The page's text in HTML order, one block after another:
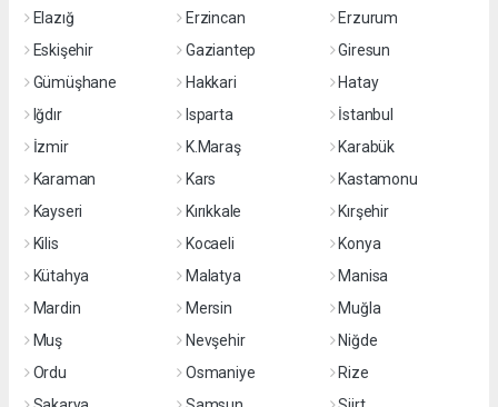
Elazığ
Erzincan
Erzurum
Eskişehir
Gaziantep
Giresun
Gümüşhane
Hakkari
Hatay
Iğdır
Isparta
İstanbul
İzmir
K.Maraş
Karabük
Karaman
Kars
Kastamonu
Kayseri
Kırıkkale
Kırşehir
Kilis
Kocaeli
Konya
Kütahya
Malatya
Manisa
Mardin
Mersin
Muğla
Muş
Nevşehir
Niğde
Ordu
Osmaniye
Rize